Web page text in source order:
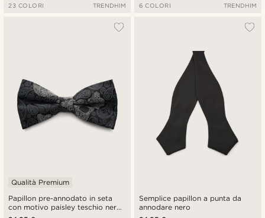
23 COLORI TRENDHIM 6 COLORI TRENDHIM
Papillon pre-annodato in seta
con motivo paisley teschio nero
e grigio
Qualità Premium
Semplice papillon a punta da
annodare nero